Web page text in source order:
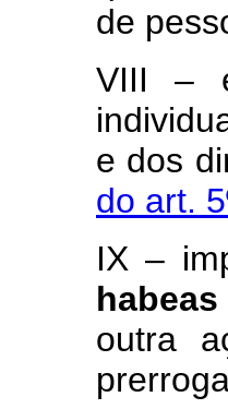
de
VIII –
e dos
do art.
IX –
outra